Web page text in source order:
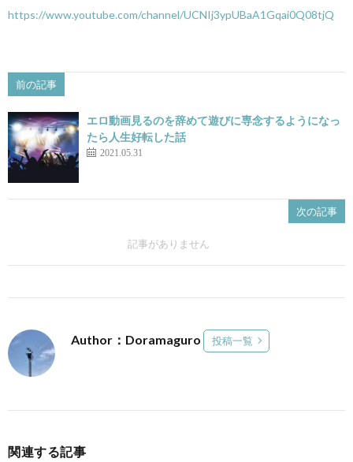
https://www.youtube.com/channel/UCNIj3ypUBaA1Gqai0Q08tjQ
前の記事
エロ動画見るのを辞めて遊びに専念するようになっ
たら人生好転した話
2021.05.31
次の記事
記事がありません
Author：Doramaguro 投稿一覧
関連する記事